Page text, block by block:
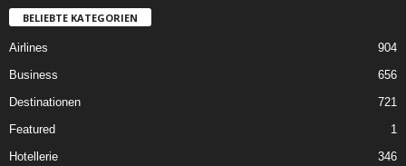
BELIEBTE KATEGORIEN
Airlines
904
Business
656
Destinationen
721
Featured
1
Hotellerie
346